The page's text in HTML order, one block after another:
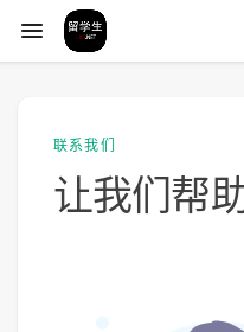
联系我们
让我们帮